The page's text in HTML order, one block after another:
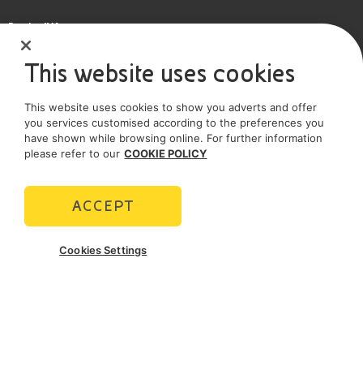
La chimica è il nostro
Partita IVA
IT 01768800748 - R.E.A. Milano n.1351279
Società soggetta all'attività di direzione e coordinamento dell'Eni S.p.A.
Società con unico socio
SOCIAL MEDIA
POLICIES
Termini e Condizioni
This website uses cookies
This website uses cookies to show you adverts and offer
you services customised according to the preferences you
have shown while browsing online. For further information
please refer to our COOKIE POLICY
Cookies Settings
ACCEPT